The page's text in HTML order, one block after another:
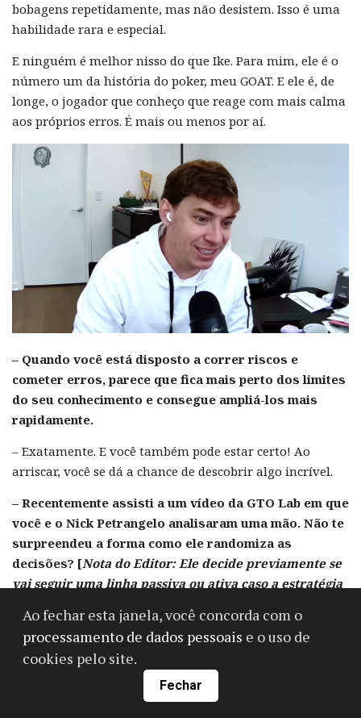
bobagens repetidamente, mas não desistem. Isso é uma
habilidade rara e especial.
E ninguém é melhor nisso do que Ike. Para mim, ele é o
número um da história do poker, meu GOAT. E ele é, de
longe, o jogador que conheço que reage com mais calma
aos próprios erros. É mais ou menos por aí.
– Quando você está disposto a correr riscos e
cometer erros, parece que fica mais perto dos limites
do seu conhecimento e consegue ampliá-los mais
rapidamente.
– Exatamente. E você também pode estar certo! Ao
arriscar, você se dá a chance de descobrir algo incrível.
– Recentemente assisti a um vídeo da GTO Lab em que
você e o Nick Petrangelo analisaram uma mão. Não te
surpreendeu a forma como ele randomiza as
decisões? [Nota do Editor: Ele decide previamente se
vai seguir uma linha passiva ou ativa caso a estratégia
– Não me surpreendeu, afinal conheço o Nick há muito
tempo. Acho que, do ponto de vista metodológico, o que
ele faz é um erro. Mas não estou convencido de que seja
um erro significativo o suficiente para fazer alguma
Ao fechar esta janela, você concorda com o
processamento de dados pessoais e o uso de
cookies pelo site.
Fechar